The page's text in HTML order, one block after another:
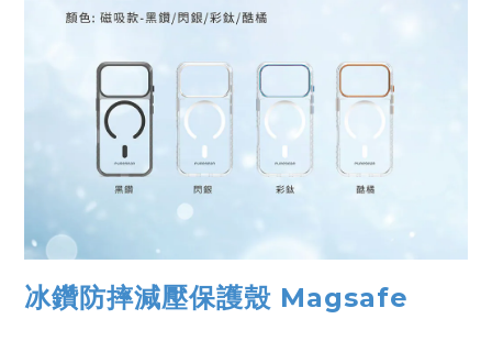
冰鑽防摔減壓保護殼 Magsafe